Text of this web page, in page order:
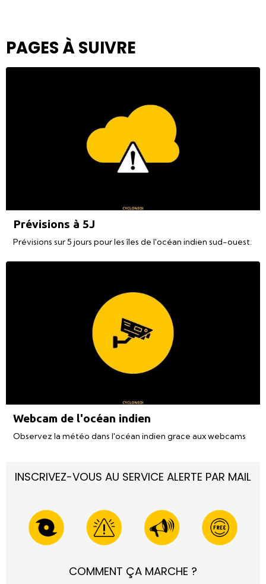
PAGES À SUIVRE
Prévisions à 5J
Prévisions sur 5 jours pour les îles de l'océan indien sud-ouest.
Webcam de l'océan indien
Observez la météo dans l'océan indien grace aux webcams
INSCRIVEZ-VOUS AU SERVICE ALERTE PAR MAIL
COMMENT ÇA MARCHE ?